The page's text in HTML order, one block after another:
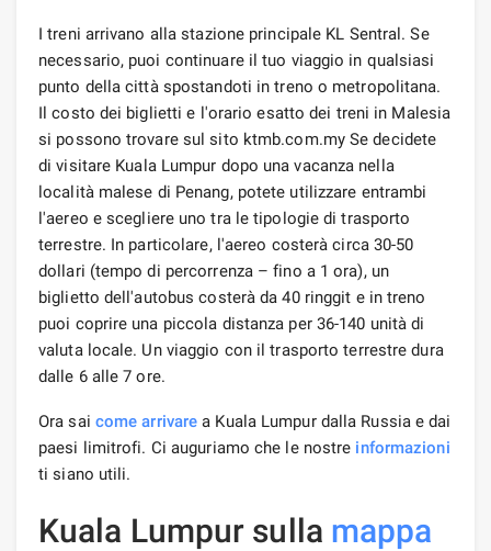
I treni arrivano alla stazione principale KL Sentral. Se
necessario, puoi continuare il tuo viaggio in qualsiasi
punto della città spostandoti in treno o metropolitana.
Il costo dei biglietti e l'orario esatto dei treni in Malesia
si possono trovare sul sito ktmb.com.my Se decidete
di visitare Kuala Lumpur dopo una vacanza nella
località malese di Penang, potete utilizzare entrambi
l'aereo e scegliere uno tra le tipologie di trasporto
terrestre. In particolare, l'aereo costerà circa 30-50
dollari (tempo di percorrenza – fino a 1 ora), un
biglietto dell'autobus costerà da 40 ringgit e in treno
puoi coprire una piccola distanza per 36-140 unità di
valuta locale. Un viaggio con il trasporto terrestre dura
dalle 6 alle 7 ore.
Ora sai come arrivare a Kuala Lumpur dalla Russia e dai
paesi limitrofi. Ci auguriamo che le nostre informazioni
ti siano utili.
Kuala Lumpur sulla mappa